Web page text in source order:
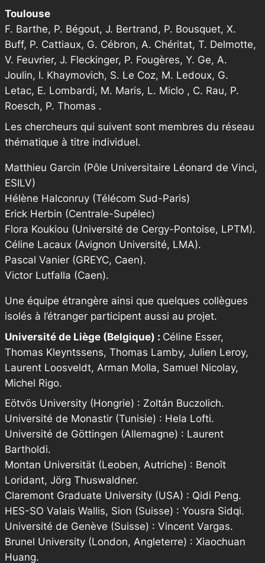
Toulouse
F. Barthe, P. Bégout, J. Bertrand, P. Bousquet, X.
Buff, P. Cattiaux, G. Cébron, A. Chéritat, T. Delmotte,
V. Feuvrier, J. Fleckinger, P. Fougères, Y. Ge, A.
Joulin, I. Khaymovich, S. Le Coz, M. Ledoux, G.
Letac, E. Lombardi, M. Maris, L. Miclo , C. Rau, P.
Roesch, P. Thomas .
Les chercheurs qui suivent sont membres du réseau
thématique à titre individuel.
Matthieu Garcin (Pôle Universitaire Léonard de Vinci,
ESILV)
Hélène Halconruy (Télécom Sud-Paris)
Erick Herbin (Centrale-Supélec)
Flora Koukiou (Université de Cergy-Pontoise, LPTM).
Céline Lacaux (Avignon Université, LMA).
Pascal Vanier (GREYC, Caen).
Victor Lutfalla (Caen).
Une équipe étrangère ainsi que quelques collègues
isolés à l’étranger participent aussi au projet.
Université de Liège (Belgique) : Céline Esser,
Thomas Kleyntssens, Thomas Lamby, Julien Leroy,
Laurent Loosveldt, Arman Molla, Samuel Nicolay,
Michel Rigo.
Eötvös University (Hongrie) : Zoltán Buczolich.
Université de Monastir (Tunisie) : Hela Lofti.
Université de Göttingen (Allemagne) : Laurent
Bartholdi.
Montan Universität (Leoben, Autriche) : Benoît
Loridant, Jörg Thuswaldner.
Claremont Graduate University (USA) : Qidi Peng.
HES-SO Valais Wallis, Sion (Suisse) : Yousra Sidqi.
Université de Genève (Suisse) : Vincent Vargas.
Brunel University (London, Angleterre) : Xiaochuan
Huang.